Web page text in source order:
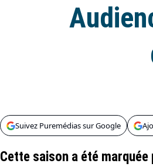
Suivez Puremédias sur Google
Cette saison a été